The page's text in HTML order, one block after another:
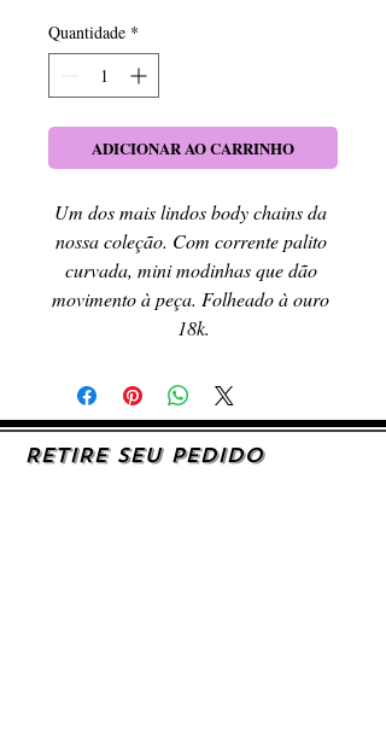
Quantidade *
ADICIONAR AO CARRINHO
Um dos mais lindos body chains da
nossa coleção. Com corrente palito
curvada, mini modinhas que dão
movimento à peça. Folheado à ouro
18k.
RETIRE SEU PEDIDO